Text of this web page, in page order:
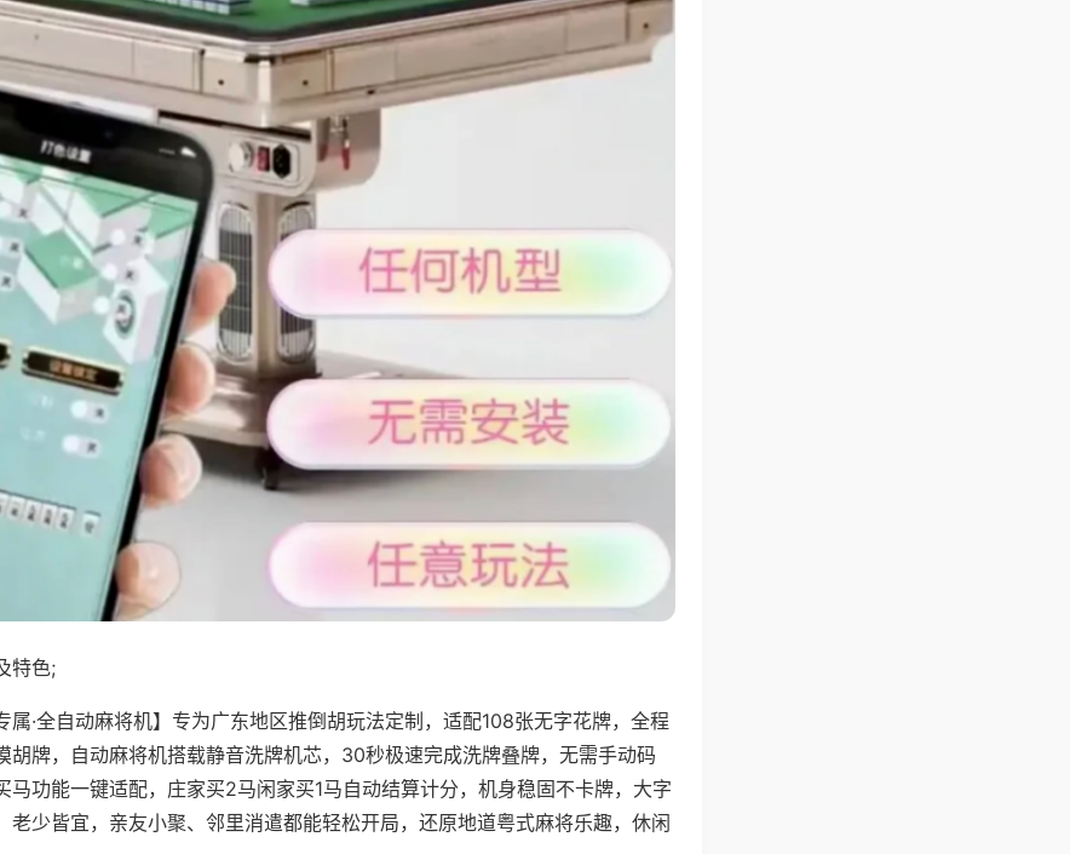
特色;
属·全自动麻将机】专为广东地区推倒胡玩法定制，适配108张无字花牌，全程
胡牌，自动麻将机搭载静音洗牌机芯，30秒极速完成洗牌叠牌，无需手动码
马功能一键适配，庄家买2马闲家买1马自动结算计分，机身稳固不卡牌，大字
老少皆宜，亲友小聚、邻里消遣都能轻松开局，还原地道粤式麻将乐趣，休闲